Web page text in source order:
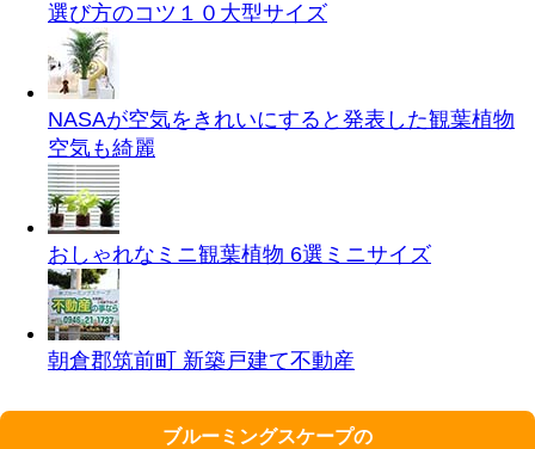
選び方のコツ１０ 大型サイズ
NASAが空気をきれいにすると発表した観葉植物
空気も綺麗
おしゃれなミニ観葉植物 6選 ミニサイズ
朝倉郡筑前町 新築戸建て不動産
ブルーミングスケープの